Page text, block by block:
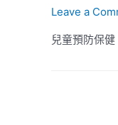
Leave a
兒童預防保健